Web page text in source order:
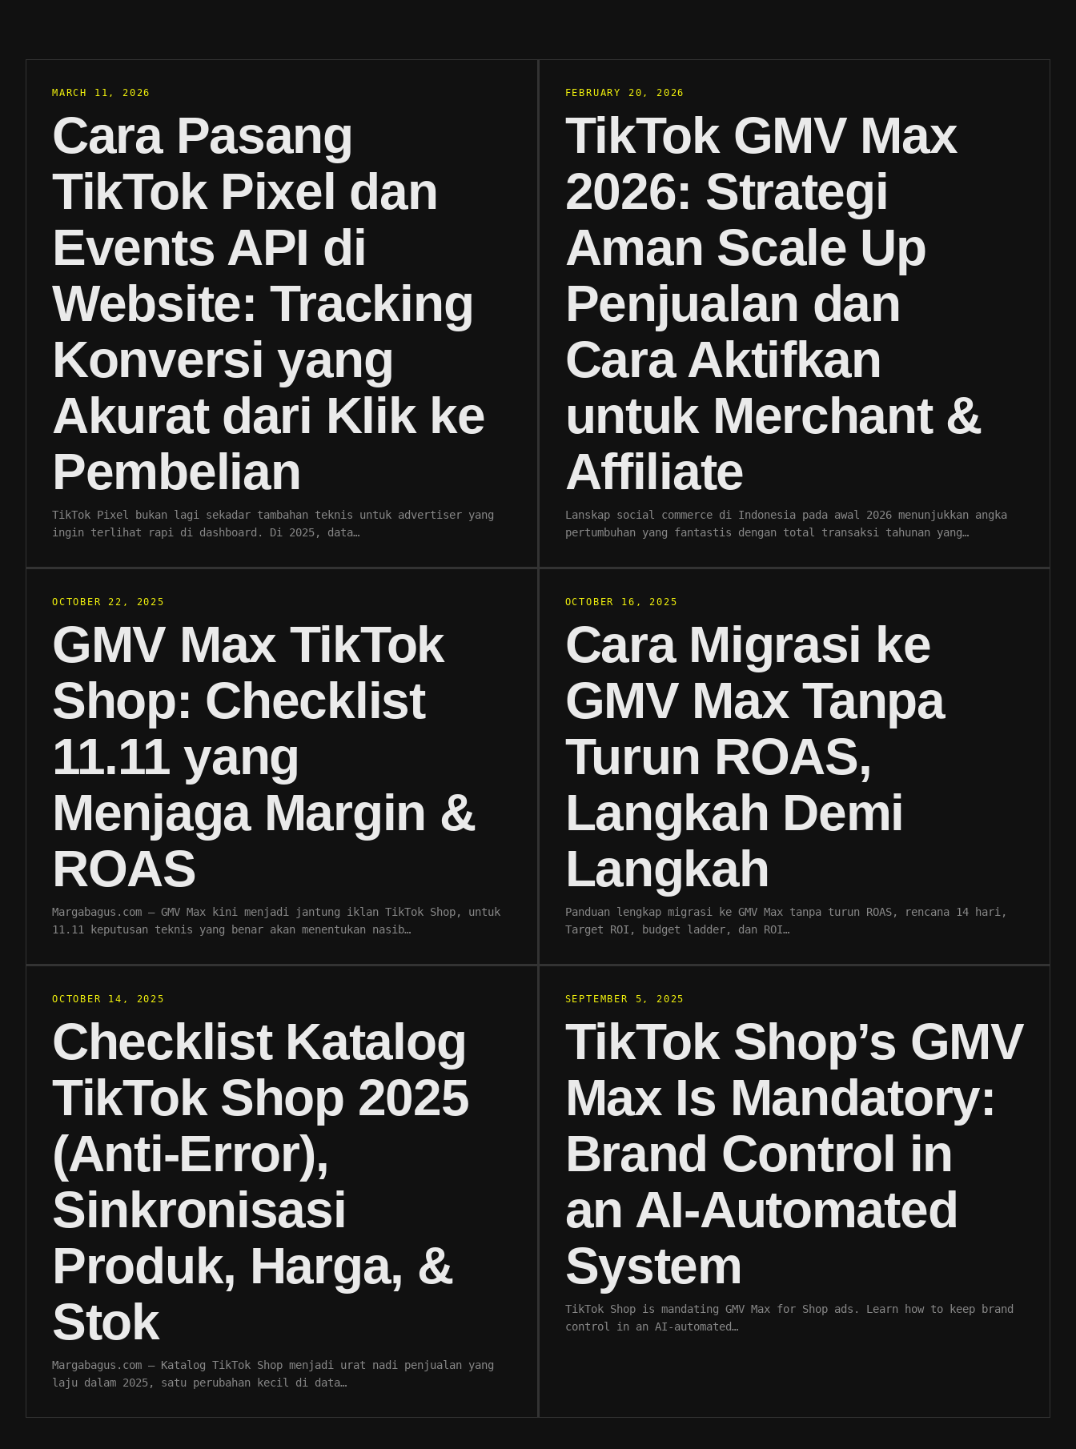
MARCH 11, 2026
Cara Pasang
TikTok Pixel dan
Events API di
Website: Tracking
Konversi yang
Akurat dari Klik ke
Pembelian
TikTok Pixel bukan lagi sekadar tambahan teknis untuk advertiser yang
ingin terlihat rapi di dashboard. Di 2025, data…
FEBRUARY 20, 2026
TikTok GMV Max
2026: Strategi
Aman Scale Up
Penjualan dan
Cara Aktifkan
untuk Merchant &
Affiliate
Lanskap social commerce di Indonesia pada awal 2026 menunjukkan angka
pertumbuhan yang fantastis dengan total transaksi tahunan yang…
OCTOBER 22, 2025
GMV Max TikTok
Shop: Checklist
11.11 yang
Menjaga Margin &
ROAS
Margabagus.com – GMV Max kini menjadi jantung iklan TikTok Shop, untuk
11.11 keputusan teknis yang benar akan menentukan nasib…
OCTOBER 16, 2025
Cara Migrasi ke
GMV Max Tanpa
Turun ROAS,
Langkah Demi
Langkah
Panduan lengkap migrasi ke GMV Max tanpa turun ROAS, rencana 14 hari,
Target ROI, budget ladder, dan ROI…
OCTOBER 14, 2025
Checklist Katalog
TikTok Shop 2025
(Anti-Error),
Sinkronisasi
Produk, Harga, &
Stok
Margabagus.com – Katalog TikTok Shop menjadi urat nadi penjualan yang
laju dalam 2025, satu perubahan kecil di data…
SEPTEMBER 5, 2025
TikTok Shop’s GMV
Max Is Mandatory:
Brand Control in
an AI-Automated
System
TikTok Shop is mandating GMV Max for Shop ads. Learn how to keep brand
control in an AI-automated…